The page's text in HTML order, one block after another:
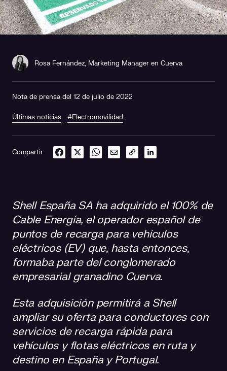
Rosa Fernández, Marketing Manager en Cuerva
Nota de prensa del 12 de julio de 2022
Últimas noticias #Electromovilidad
Compartir
Shell España SA ha adquirido el 100% de
Cable Energía, el operador español de
puntos de recarga para vehículos
eléctricos (EV) que, hasta entonces,
formaba parte del conglomerado
empresarial granadino Cuerva.
Esta adquisición permitirá a Shell
ampliar su oferta para conductores con
servicios de recarga rápida para
vehículos y flotas eléctricos en ruta y
destino en España y Portugal.